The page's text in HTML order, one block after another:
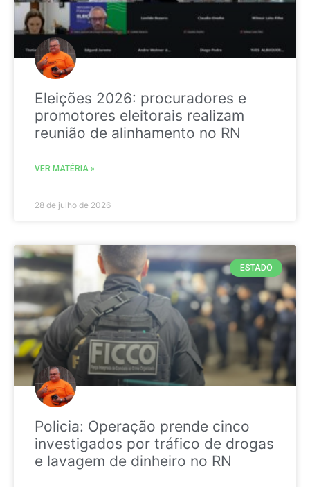
Eleições 2026: procuradores e
promotores eleitorais realizam
reunião de alinhamento no RN
VER MATÉRIA »
28 de julho de 2026
ESTADO
Policia: Operação prende cinco
investigados por tráfico de drogas
e lavagem de dinheiro no RN